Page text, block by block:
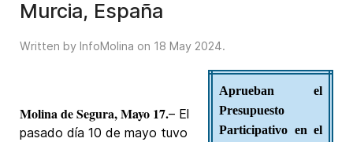
Murcia, España
Written by InfoMolina on 18 May 2024.
Aprueban el
Presupuesto
Participativo en el
Molina de Segura, Mayo 17.– El
pasado día 10 de mayo tuvo